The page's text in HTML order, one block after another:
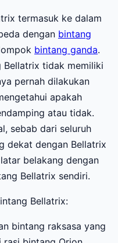
termasuk ke dalam
dengan bintang
bintang ganda.
Bellatrix tidak memiliki
pernah dilakukan
apakah
atau tidak.
sebab dari seluruh
dekat dengan Bellatrix
belakang dengan
Bellatrix sendiri.
Bellatrix:
bintang raksasa yang